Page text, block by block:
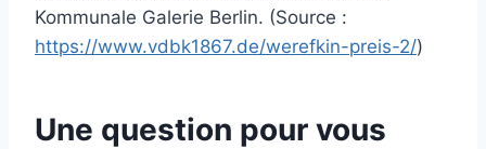
Kommunale Galerie Berlin. (Source :
https://www.vdbk1867.de/werefkin-preis-2/)
Une question pour vous